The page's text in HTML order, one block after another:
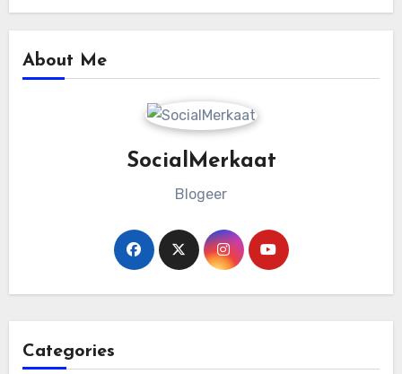
About Me
SocialMerkaat
Blogeer
Categories